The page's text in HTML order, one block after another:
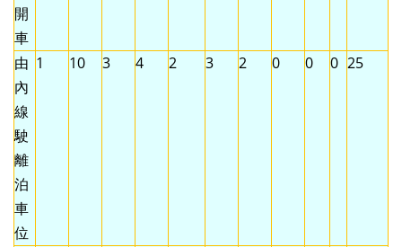
開
車
由
內
線
駛
離
泊
車
位
1 10 3 4 2 3 2 0 0 0 25